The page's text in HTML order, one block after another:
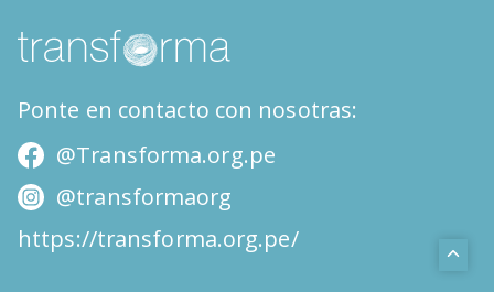
Ponte en contacto con nosotras:
@Transforma.org.pe
@transformaorg
https://transforma.org.pe/